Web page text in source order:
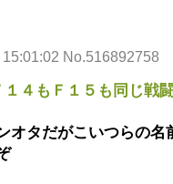
No.516892758
４もＦ１５も同じ戦
オタだがこいつらの名